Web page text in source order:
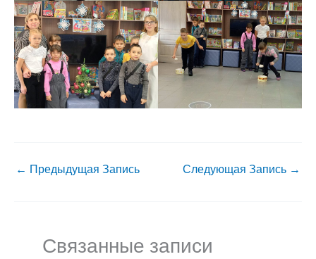
← Предыдущая Запись Следующая Запись →
Связанные записи